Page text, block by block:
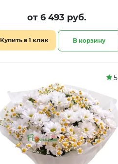
от 6 493 руб.
Купить в 1 клик В корзину
5